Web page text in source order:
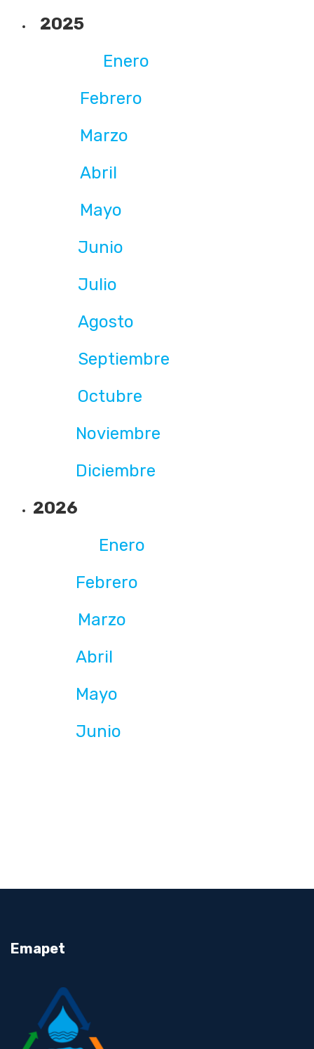
2025
Enero
Febrero
Marzo
Abril
Mayo
Junio
Julio
Agosto
Septiembre
Octubre
Noviembre
Diciembre
2026
Enero
Febrero
Marzo
Abril
Mayo
Junio
Emapet